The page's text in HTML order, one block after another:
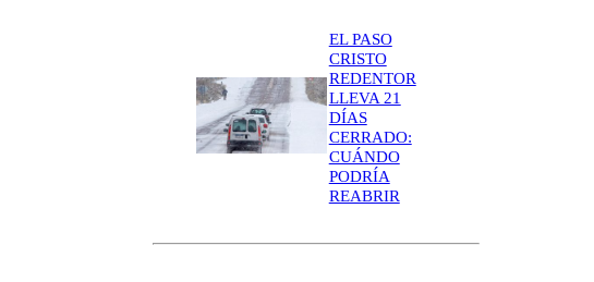
EL PASO
CRISTO
REDENTOR
LLEVA 21
DÍAS
CERRADO:
CUÁNDO
PODRÍA
REABRIR